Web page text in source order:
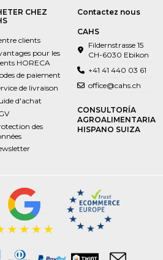
CHEZ
clients
pour les
HORECA
de paiement
de livraison
d'achat
des
Contactez nous
CAHS
Fildernstrasse 15
CH-6030 Ebikon
+41 41 440 03 61
office@cahs.ch
CONSULTORÍA
AGROALIMENTARIA
HISPANO SUIZA